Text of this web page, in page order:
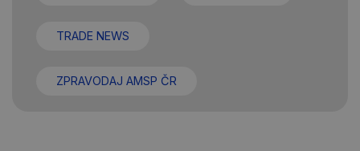
TRADE NEWS
ZPRAVODAJ AMSP ČR